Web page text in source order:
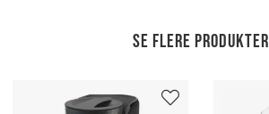
Se flere produkter